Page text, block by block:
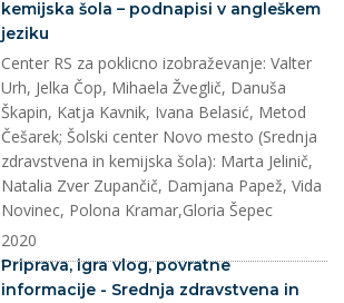
kemijska šola – podnapisi v angleškem
jeziku
Center RS za poklicno izobraževanje: Valter
Urh, Jelka Čop, Mihaela Žveglič, Danuša
Škapin, Katja Kavnik, Ivana Belasić, Metod
Češarek; Šolski center Novo mesto (Srednja
zdravstvena in kemijska šola): Marta Jelinič,
Natalia Zver Zupančič, Damjana Papež, Vida
Novinec, Polona Kramar,Gloria Šepec
2020
splet
Priprava, igra vlog, povratne
informacije - Srednja zdravstvena in